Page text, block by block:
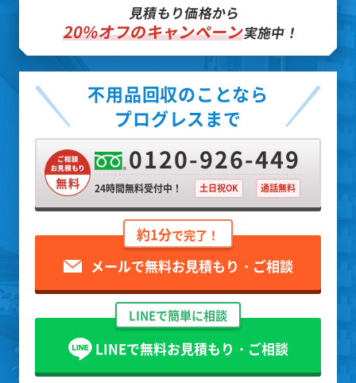
見積もり価格から
20%オフのキャンペーン実施中！
不用品回収のことなら
プログレスまで
0120-926-449
24時間無料受付中！ 土日祝OK 通話無料
約1分で完了！
メールで無料お見積もり・ご相談
LINEで簡単に相談
LINEで無料お見積もり・ご相談